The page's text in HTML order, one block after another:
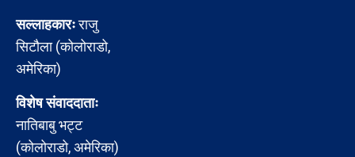
सल्लाहकारःराजु
सिटौला (कोलोराडो,
अमेरिका)
विशेष संवाददाताः
नातिबाबु भट्ट
(कोलोराडो, अमेरिका)